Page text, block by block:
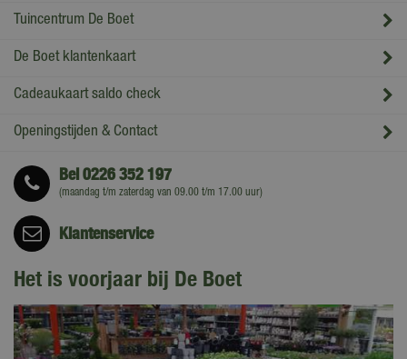
Tuincentrum De Boet
De Boet klantenkaart
Cadeaukaart saldo check
Openingstijden & Contact
Bel0226 352 197
(maandag t/m zaterdag van 09.00 t/m 17.00 uur)
Klantenservice
Het is voorjaar bij De Boet